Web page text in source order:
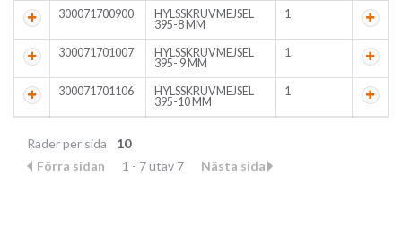
300071700900
HYLSSKRUVMEJSEL
395-8 MM
1
300071701007
HYLSSKRUVMEJSEL
395- 9 MM
1
300071701106
HYLSSKRUVMEJSEL
395-10 MM
1
Rader per sida
10
Förra sidan
1 - 7 utav 7 Nästa sida